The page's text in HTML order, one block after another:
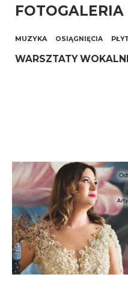
FOTOGALERIA
MUZYKA OSIĄGNIĘCIA
WARSZTATY